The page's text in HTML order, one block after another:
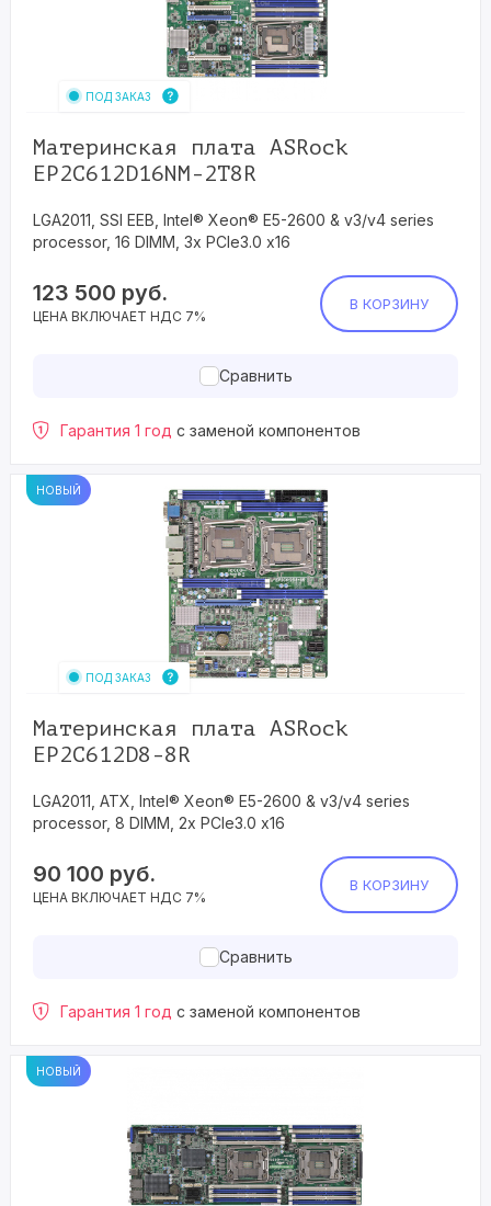
ПОД ЗАКАЗ
Материнская плата ASRock
EP2C612D16NM-2T8R
LGA2011, SSI EEB, Intel® Xeon® E5-2600 & v3/v4 series
processor, 16 DIMM, 3x PCIe3.0 x16
123 500 руб.
ЦЕНА ВКЛЮЧАЕТ НДС 7%
В КОРЗИНУ
Сравнить
Гарантия 1 год с заменой компонентов
НОВЫЙ
ПОД ЗАКАЗ
Материнская плата ASRock
EP2C612D8-8R
LGA2011, ATX, Intel® Xeon® E5-2600 & v3/v4 series
processor, 8 DIMM, 2x PCIe3.0 x16
90 100 руб.
ЦЕНА ВКЛЮЧАЕТ НДС 7%
В КОРЗИНУ
Сравнить
Гарантия 1 год с заменой компонентов
НОВЫЙ